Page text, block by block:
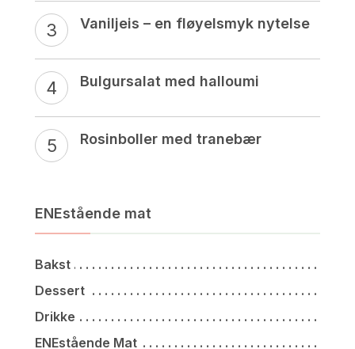
Vaniljeis – en fløyelsmyk nytelse
Bulgursalat med halloumi
Rosinboller med tranebær
ENEstående mat
Bakst
Dessert
Drikke
ENEstående Mat